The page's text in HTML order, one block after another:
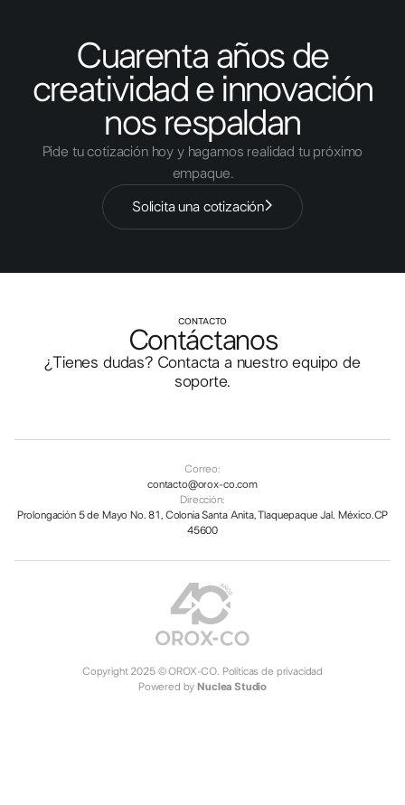
Cuarenta años de
creatividad e innovación
nos respaldan
Pide tu cotización hoy y hagamos realidad tu próximo
empaque.
Solicita una cotización
CONTACTO
Contáctanos
¿Tienes dudas? Contacta a nuestro equipo de
soporte.
Correo:
contacto@orox-co.com
Dirección:
Prolongación 5 de Mayo No. 81, Colonia Santa Anita, Tlaquepaque Jal. México.CP
45600
Copyright 2025 © OROX-CO. Políticas de privacidad
Powered by Nuclea Studio